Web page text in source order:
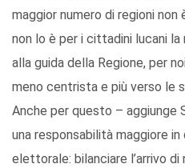
maggior numero di regioni
non lo è per i cittadini lucani
alla guida della Regione, per
meno centrista e più verso le
Anche per questo – aggiunge
una responsabilità maggiore
elettorale: bilanciare l’arrivo